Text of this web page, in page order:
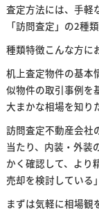
査定方法には、手軽
「訪問査定」の2種
種類特徴こんな方に
机上査定物件の基本
似物件の取引事例を
大まかな相場を知り
訪問査定不動産会社
当たり、内装・外装
かく確認して、より
売却を検討している
まずは気軽に相場観